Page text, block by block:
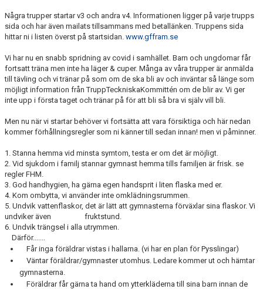
Några trupper startar v3 och andra v4. Informationen ligger på varje trupps
sida och har även mailats tillsammans med betallänken. Truppens sida
hittar ni i listen överst på startsidan. www.gffram.se
Vi har nu en snabb spridning av covid i samhället. Barn och ungdomar får
fortsatt träna men inte ha läger & cuper. Många av våra trupper är anmälda
till tävling och vi tränar på som om de ska bli av och inväntar så länge som
möjligt information från TruppTeckniskaKommittén om de blir av. Vi ger
inte upp i första taget och tränar på för att bli så bra vi själv vill bli.
Men nu när vi startar behöver vi fortsätta att vara försiktiga och här nedan
kommer förhållningsregler som ni känner till sedan innan! men vi påminner.
1. Stanna hemma vid minsta symtom, testa er om det är möjligt.
2. Vid sjukdom i familj stannar gymnast hemma tills familjen är frisk. se
regler FHM.
3. God handhygien, ha gärna egen handsprit i liten flaska med er.
4. Kom ombytta, vi använder inte omklädningsrummen.
5. Undvik vattenflaskor, det är lätt att gymnasterna förväxlar sina flaskor. Vi
undviker även fruktstund.
6. Undvik trängsel i alla utrymmen.
Därför.......
Får inga föräldrar vistas i hallarna. (vi har en plan för Pysslingar)
Väntar föräldrar/gymnaster utomhus. Ledare kommer ut och hämtar
gymnasterna.
Föräldrar får gärna ta hand om ytterkläderna till sina barn innan de